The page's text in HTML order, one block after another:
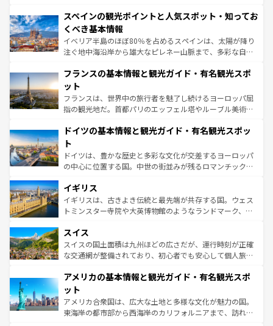
ろん、トスカーナの美しい田園風景やアマルフィ海岸の絶
景など、自然景観も見逃せない。観光の合間には、本場の
ピザやパスタなど、絶品のイタリア料理を堪能することも
できる。朝目覚めてから夜眠るまで、すべての瞬間を楽し
なお、新着のイタリア情報はコンテンツ一覧を参照してほ
しい。
スペインの観光ポイントと人気スポット・知ってお
くべき基本情報
イベリア半島のほぼ80％を占めるスペインは、太陽が降り
注ぐ地中海沿岸から雄大なピレネー山脈まで、多彩な自然
文化が根付くこの国では、情熱的なフラメンコ、熱気あふ
れる闘牛、そして美味しいタパスが生活の一部となってい
る。首都マドリードの洗練された雰囲気や、バルセロナの
アートに溢れた街角から、地方では古代ローマ遺跡や中世
せる。地方によって風土や気候が異なるスペインはその個
ンテンツ一覧 を参照してほしい。
フランスの基本情報と観光ガイド・有名観光スポ
ット
フランスは、世界中の旅行者を魅了し続けるヨーロッパ屈
指の観光地だ。首都パリのエッフェル塔やルーブル美術館
で、幅広い魅力が詰まっている。華麗な宮殿、歴史的な大
聖堂、美しいビーチ、そして豊かな自然が、訪れる者を心
から魅了する。また、フランスは美食の国としても知ら
れ、フランス料理はユネスコ無形文化遺産にも登録されて
香り高いラベンダー畑など、多彩な楽しみ方が可能だ。さ
らに、パリ以外の地域にも魅力が溢れており、どの街角に
も豊かな歴史と文化が息づいている。パリ以外の個性あふ
を参照してほしい。
ドイツの基本情報と観光ガイド・有名観光スポッ
ト
ドイツは、豊かな歴史と多彩な文化が交差するヨーロッパ
の中心に位置する国。中世の街並みが残るロマンチック街
顔を持つこの国は、どこを歩いても飽きることがない。ベ
ルリンの文化的活気、バイエルン州のアルプスの絶景、そ
してライン川沿いのワイン畑といった風景は必見。ビール
は、お酒好きな人にはぜひ体験してほしい。 なお、新着の
ドイツ情報はコンテンツ一覧を参照してほしい。
イギリス
イギリスは、古きよき伝統と最先端が共存する国。ウェス
トミンスター寺院や大英博物館のようなランドマーク、歴
リアごとに異なる魅力がある。また、優雅なアフタヌーン
ティー、ビール好きにはたまらない英国パブ、サッカー観
戦など、本場だからこそできる体験も豊富。イギリスを旅
ンツ一覧を参照してほしい。
スイス
スイスの国土面積は九州ほどの広さだが、運行時刻が正確
な交通網が整備されており、初心者でも安心して個人旅行
の建物がそのまま残る町や、スイスならではのユニークな
博物館もあり、アルプス観光だけでなく町歩きも満喫する
ことができる。国民の所得が高いため物価も高いが、旅行
者向けの交通パス提供のサービスもあり、うまく活用すれ
アメリカの基本情報と観光ガイド・有名観光スポ
ット
アメリカ合衆国は、広大な土地と多様な文化が魅力の国。
東海岸の都市部から西海岸のカリフォルニアまで、訪れる